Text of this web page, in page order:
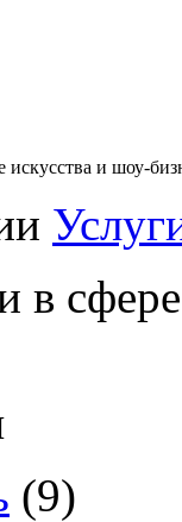
искусства и шоу-
в
(9)